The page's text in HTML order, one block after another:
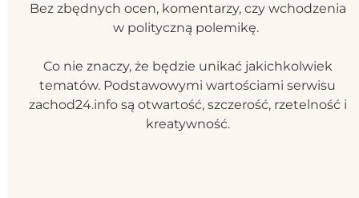
Bez zbędnych ocen, komentarzy, czy wchodzenia
w polityczną polemikę.
Co nie znaczy, że będzie unikać jakichkolwiek
tematów. Podstawowymi wartościami serwisu
zachod24.info są otwartość, szczerość, rzetelność i
kreatywność.